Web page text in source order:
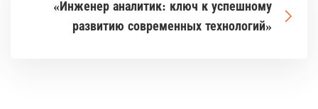
«Инженер аналитик: ключ к успешному
развитию современных технологий»